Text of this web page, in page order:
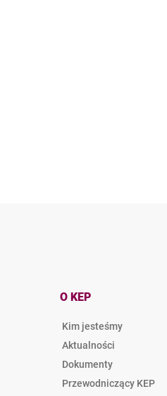
O KEP
Kim jesteśmy
Aktualności
Dokumenty
Przewodniczący KEP